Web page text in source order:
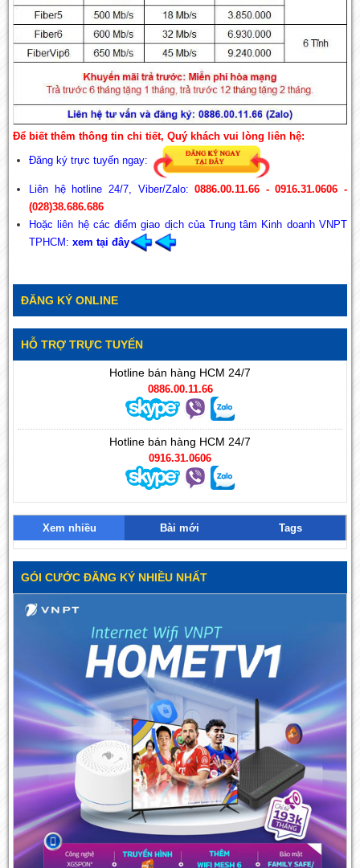
Để biết thêm thông tin chi tiết, Quý khách vui lòng liên hệ:
Đăng ký trực tuyến ngay:
Liên hệ hotline 24/7, Viber/Zalo:0886.00.11.66 - 0916.31.0606 -
(028)38.686.686
Hoặc liên hệ các điểm giao dịch của Trung tâm Kinh doanh VNPT
TPHCM: xemtại đây
ĐĂNG KÝ ONLINE
HỖ TRỢ TRỰC TUYẾN
Hotline bán hàng HCM 24/7
0886.00.11.66
Hotline bán hàng HCM 24/7
0916.31.0606
Xem nhiều Bài mới Tags
GÓI CƯỚC ĐĂNG KÝ NHIỀU NHẤT